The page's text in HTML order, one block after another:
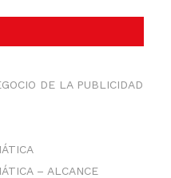
DE LA PUBLICIDAD
– ALCANCE